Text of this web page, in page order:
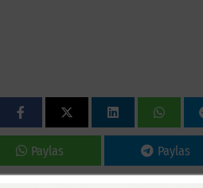
Paylas Paylas